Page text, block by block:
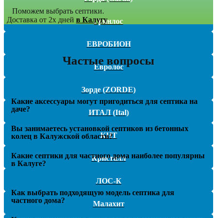
Гринлос
ЕВРОБИОН
Евролос
Зорде (ZORDE)
ИТАЛ (Ital)
КИТ
Кристалл
ЛОС-К
Малахит
Поможем выбрать септики.
Доставка от 2х дней в Калугу
Частые вопросы
Какие аксессуары могут пригодиться для септика на
даче?
Вы занимаетесь установкой септиков из бетонных
колец в Калужской области?
Какие септики для частного дома наиболее популярны
в Калуге?
Как выбрать подходящую модель септика для
частного дома?